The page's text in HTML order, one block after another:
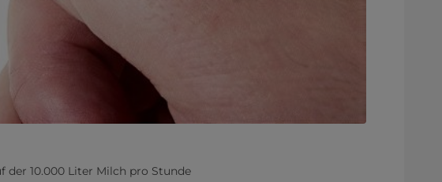
der 10.000 Liter Milch pro Stunde